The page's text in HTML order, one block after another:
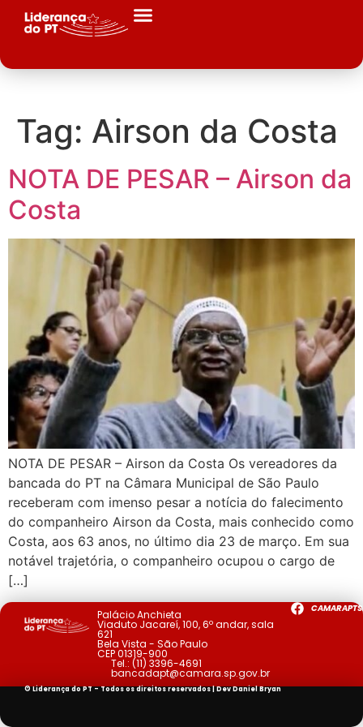
Tag: Airson da Costa
NOTA DE PESAR – Airson da
Costa
NOTA DE PESAR – Airson da Costa Os vereadores da
bancada do PT na Câmara Municipal de São Paulo
receberam com imenso pesar a notícia do falecimento
do companheiro Airson da Costa, mais conhecido como
Costa, aos 63 anos, no último dia 23 de março. Em sua
notável trajetória, o companheiro ocupou o cargo de
[…]
Palácio Anchieta
Viaduto Jacareí, 100, 6º andar, sala
621
Bela Vista - São Paulo
CEP 01319-900
Tel.: (11) 3396-4691
bancadapt@camara.sp.gov.br
© Liderança do PT - Todos os direitos reservados | DevDaniel Bryan